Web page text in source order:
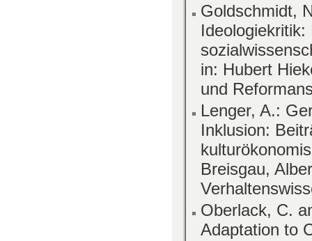
Goldschmidt,
Ideologiekritik:
in: Hubert
und
Lenger, A.:
Inklusion:
Breisgau,
Oberlack, C.
Adaptation to